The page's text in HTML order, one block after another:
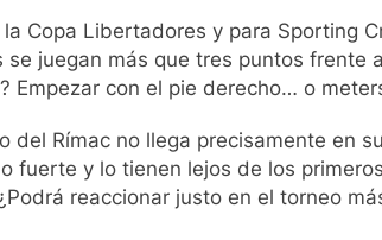
Copa Libertadores y para Sporting
se juegan más que tres puntos frente
Empezar con el pie derecho… o
del Rímac no llega precisamente en
fuerte y lo tienen lejos de los
reaccionar justo en el torneo